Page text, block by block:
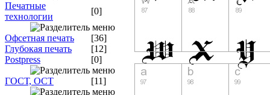
Печатные
технологии
[0]
Офсетная печать
[36]
Глубокая печать
[12]
Postpress
[0]
ГОСТ, ОСТ [11]